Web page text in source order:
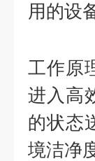
用的设
工作原
进入高
的状态
境洁净